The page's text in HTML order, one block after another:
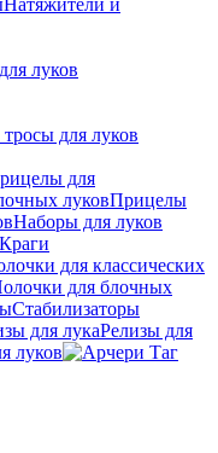
Натяжители и
для луков
для
Прицелы
Наборы для луков
Краги
для классических
для блочных
Стабилизаторы
Релизы для
луков